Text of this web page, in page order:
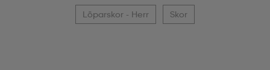
Löparskor - Herr Skor